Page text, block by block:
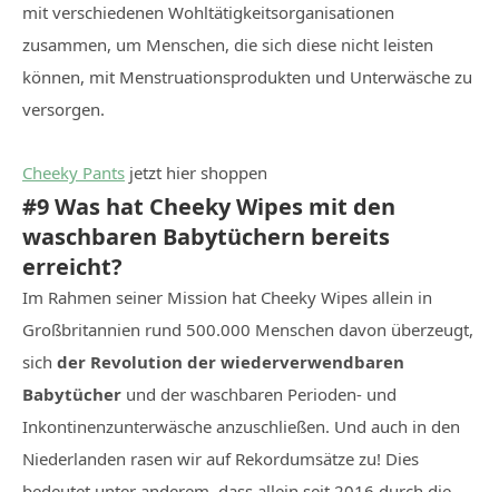
mit verschiedenen Wohltätigkeitsorganisationen
zusammen, um Menschen, die sich diese nicht leisten
können, mit Menstruationsprodukten und Unterwäsche zu
versorgen.
Cheeky Pants jetzt hier shoppen
#9 Was hat Cheeky Wipes mit den
waschbaren Babytüchern bereits
erreicht?
Im Rahmen seiner Mission hat Cheeky Wipes allein in
Großbritannien rund 500.000 Menschen davon überzeugt,
sich der Revolution der wiederverwendbaren
Babytücher und der waschbaren Perioden- und
Inkontinenzunterwäsche anzuschließen. Und auch in den
Niederlanden rasen wir auf Rekordumsätze zu! Dies